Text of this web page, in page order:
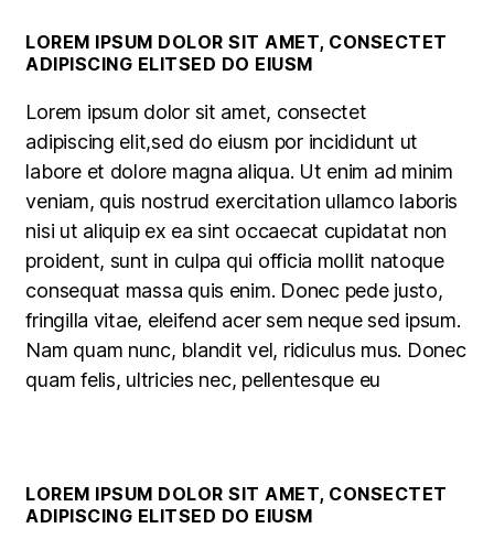
LOREM IPSUM DOLOR SIT AMET, CONSECTET
ADIPISCING ELITSED DO EIUSM
Lorem ipsum dolor sit amet, consectet
adipiscing elit,sed do eiusm por incididunt ut
labore et dolore magna aliqua. Ut enim ad minim
veniam, quis nostrud exercitation ullamco laboris
nisi ut aliquip ex ea sint occaecat cupidatat non
proident, sunt in culpa qui officia mollit natoque
consequat massa quis enim. Donec pede justo,
fringilla vitae, eleifend acer sem neque sed ipsum.
Nam quam nunc, blandit vel, ridiculus mus. Donec
quam felis, ultricies nec, pellentesque eu
LOREM IPSUM DOLOR SIT AMET, CONSECTET
ADIPISCING ELITSED DO EIUSM